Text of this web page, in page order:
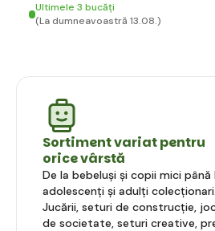
Ultimele 3 bucăți
(La dumneavoastră 13.08.)
Sortiment variat pentru
orice vârstă
De la bebeluși și copii mici până
adolescenți și adulți colecționari.
Jucării, seturi de construcție,
de societate, seturi creative,